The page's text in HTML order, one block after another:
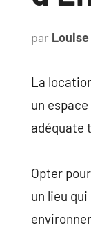
par Louise
La
un
adéquate
Opter
un lieu